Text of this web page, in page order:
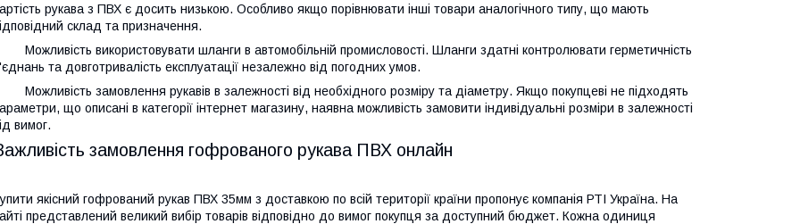
рукава з ПВХ є досить низькою. Особливо якщо порівнювати інші товари аналогічного типу, що мають
склад та призначення.
Можливість використовувати шланги в автомобільній промисловості. Шланги здатні контролювати герметичність
та довготривалість експлуатації незалежно від погодних умов.
Можливість замовлення рукавів в залежності від необхідного розміру та діаметру. Якщо покупцеві не підходять
що описані в категорії інтернет магазину, наявна можливість замовити індивідуальні розміри в залежності
вимог.
замовлення гофрованого рукава ПВХ онлайн
якісний гофрований рукав ПВХ 35мм з доставкою по всій території країни пропонує компанія РТІ Україна. На
представлений великий вибір товарів відповідно до вимог покупця за доступний бюджет. Кожна одиниця